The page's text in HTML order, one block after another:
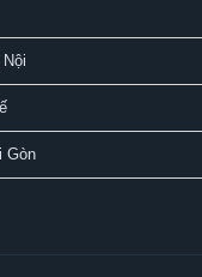
Gòn